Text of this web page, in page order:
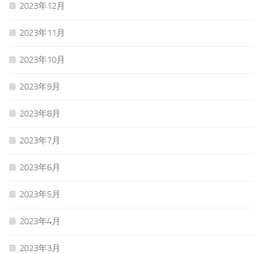
2023年12月
2023年11月
2023年10月
2023年9月
2023年8月
2023年7月
2023年6月
2023年5月
2023年4月
2023年3月